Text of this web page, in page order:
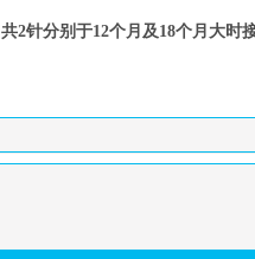
共2针分别于12个月及18个月大时